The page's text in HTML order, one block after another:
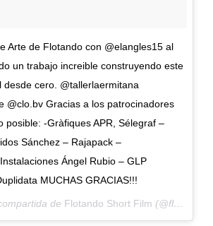
Arte de Flotando con @elangles15 al
un trabajo increible construyendo este
desde cero. @tallerlaermitana
@clo.bv Gracias a los patrocinadores
posible: -Gràfiques APR, Sélegraf –
Sánchez – Rajapack –
Ángel Rubio – GLP
MUCHAS GRACIAS!!!
de Flotando Short Film (@flotandoshort) el